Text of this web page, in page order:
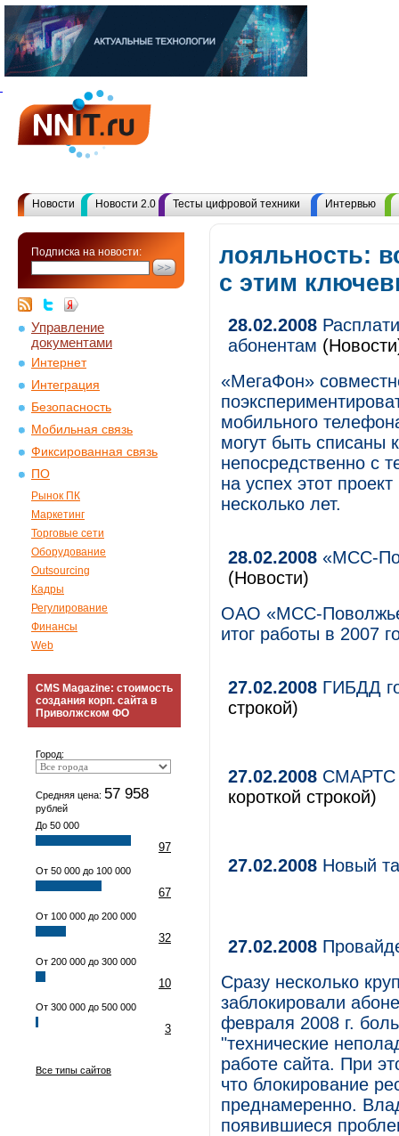
Новости Новости 2.0 Тесты цифровой техники Интервью
Подписка на новости:
Управление
документами
Интернет
Интеграция
Безопасность
Мобильная связь
Фиксированная связь
ПО
Рынок ПК
Маркетинг
Торговые сети
Оборудование
Outsourcing
Кадры
Регулирование
Финансы
Web
CMS Magazine: стоимость
создания корп. сайта в
Приволжском ФО
Город:
Средняя цена: 57 958
рублей
До 50 000
97
От 50 000 до 100 000
67
От 100 000 до 200 000
32
От 200 000 до 300 000
10
От 300 000 до 500 000
3
Все типы сайтов
лояльность:
с этим
28.02.2008
абонентам
«МегаФон»
мобильного
могут быть списаны
непосредственно с
на успех этот
несколько лет.
28.02.2008 «МСС-
(Новости)
ОАО «МСС-
итог работы в 2007
27.02.2008 ГИБДД
строкой)
27.02.2008 СМАРТС
короткой строкой)
27.02.2008 Новый
27.02.2008
Сразу несколько
заблокировали
февраля 2008 г.
"технические
работе сайта. При
что блокирование
преднамеренно.
появившиеся